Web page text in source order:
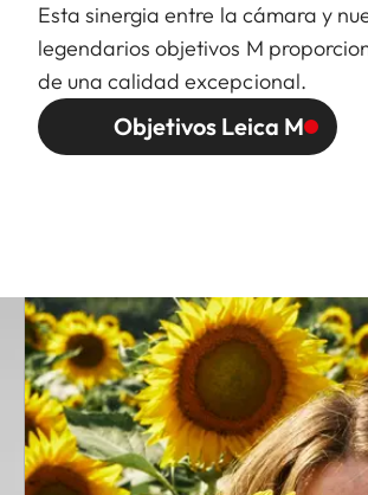
Esta sinergia entre la cámara y
legendarios objetivos M
de una calidad excepcional.
Objetivos Leica M